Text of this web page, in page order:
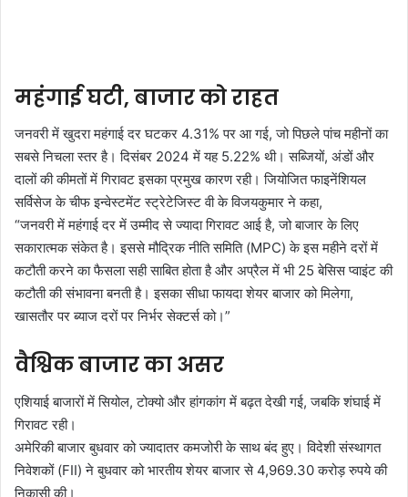
महंगाई घटी, बाजार को राहत
जनवरी में खुदरा महंगाई दर घटकर 4.31% पर आ गई, जो पिछले पांच महीनों का
सबसे निचला स्तर है। दिसंबर 2024 में यह 5.22% थी। सब्जियों, अंडों और
दालों की कीमतों में गिरावट इसका प्रमुख कारण रही। जियोजित फाइनेंशियल
सर्विसेज के चीफ इन्वेस्टमेंट स्ट्रेटेजिस्ट वी के विजयकुमार ने कहा,
“जनवरी में महंगाई दर में उम्मीद से ज्यादा गिरावट आई है, जो बाजार के लिए
सकारात्मक संकेत है। इससे मौद्रिक नीति समिति (MPC) के इस महीने दरों में
कटौती करने का फैसला सही साबित होता है और अप्रैल में भी 25 बेसिस प्वाइंट की
कटौती की संभावना बनती है। इसका सीधा फायदा शेयर बाजार को मिलेगा,
खासतौर पर ब्याज दरों पर निर्भर सेक्टर्स को।”
वैश्विक बाजार का असर
एशियाई बाजारों में सियोल, टोक्यो और हांगकांग में बढ़त देखी गई, जबकि शंघाई में
गिरावट रही।
अमेरिकी बाजार बुधवार को ज्यादातर कमजोरी के साथ बंद हुए। विदेशी संस्थागत
निवेशकों (FII) ने बुधवार को भारतीय शेयर बाजार से 4,969.30 करोड़ रुपये की
निकासी की।